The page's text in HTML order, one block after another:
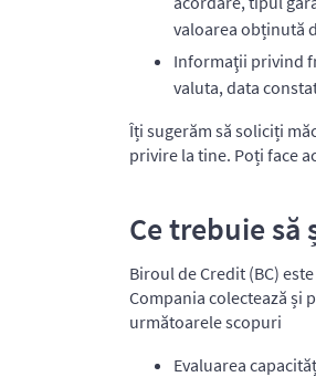
valoarea obținută
Informaţii privind
valuta, data
Îți sugerăm să soliciți
privire la tine. Poți face
Ce trebuie să
Biroul de Credit (BC)
Compania colectează și
următoarele scopuri
Evaluarea